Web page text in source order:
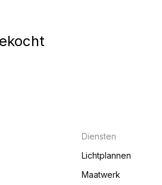
Diensten
Lichtplannen
Maatwerk